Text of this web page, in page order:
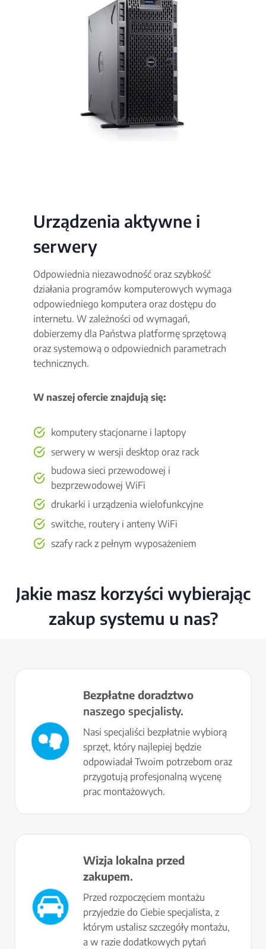
Urządzenia aktywne i
serwery
Odpowiednia niezawodność oraz szybkość
działania programów komputerowych wymaga
odpowiedniego komputera oraz dostępu do
internetu. W zależności od wymagań,
dobierzemy dla Państwa platformę sprzętową
oraz systemową o odpowiednich parametrach
technicznych.
W naszej ofercie znajdują się:
komputery stacjonarne i laptopy
serwery w wersji desktop oraz rack
budowa sieci przewodowej i
bezprzewodowej WiFi
drukarki i urządzenia wielofunkcyjne
switche, routery i anteny WiFi
szafy rack z pełnym wyposażeniem
Jakie masz korzyści wybierając
zakup systemu u nas?
Bezpłatne doradztwo
naszego specjalisty.
Nasi specjaliści bezpłatnie wybiorą
sprzęt, który najlepiej będzie
odpowiadał Twoim potrzebom oraz
przygotują profesjonalną wycenę
prac montażowych.
Wizja lokalna przed
zakupem.
Przed rozpoczęciem montażu
przyjedzie do Ciebie specjalista, z
którym ustalisz szczegóły montażu,
a w razie dodatkowych pytań